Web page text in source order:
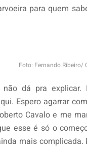
para quem
Foto: Fernando Ribeiro/
não dá pra
Espero agarrar
Cavalo e me
esse é só o
mais